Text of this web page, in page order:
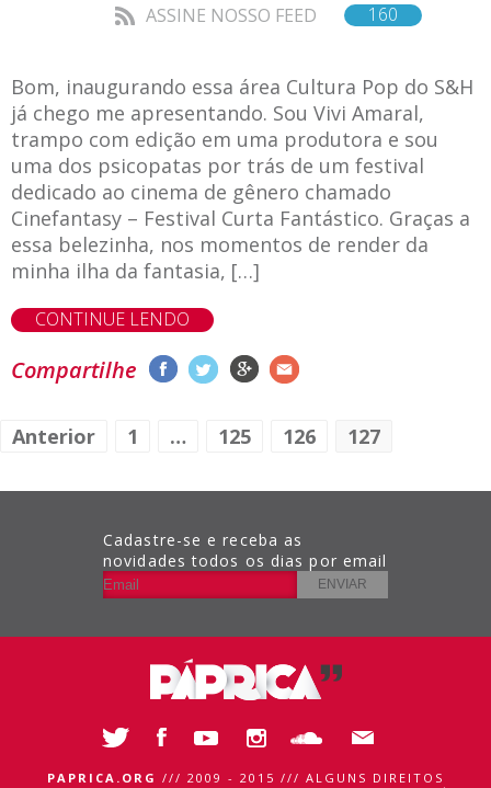
ASSINE NOSSO FEED 160
Bom, inaugurando essa área Cultura Pop do S&H
já chego me apresentando. Sou Vivi Amaral,
trampo com edição em uma produtora e sou
uma dos psicopatas por trás de um festival
dedicado ao cinema de gênero chamado
Cinefantasy – Festival Curta Fantástico. Graças a
essa belezinha, nos momentos de render da
minha ilha da fantasia, […]
CONTINUE LENDO
Compartilhe
Anterior 1 … 125 126 127
Cadastre-se e receba as
novidades todos os dias por email
PAPRICA.ORG /// 2009 - 2015 /// ALGUNS DIREITOS